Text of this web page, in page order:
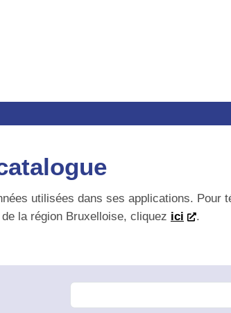
utilisées dans ses applications. Pour
la région Bruxelloise, cliquezici .